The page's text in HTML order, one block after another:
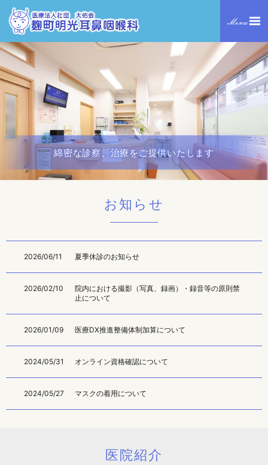
綿密な診察、治療をご提供いたします
お知らせ
2026/06/11 夏季休診のお知らせ
2026/02/10
院内における撮影（写真、録画）・録音等の原則禁
止について
2026/01/09 医療DX推進整備体制加算について
2024/05/31 オンライン資格確認について
2024/05/27 マスクの着用について
医院紹介